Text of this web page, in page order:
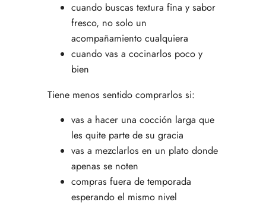
cuando buscas textura fina y sabor
fresco, no solo un
acompañamiento cualquiera
cuando vas a cocinarlos poco y
bien
Tiene menos sentido comprarlos si:
vas a hacer una cocción larga que
les quite parte de su gracia
vas a mezclarlos en un plato donde
apenas se noten
compras fuera de temporada
esperando el mismo nivel